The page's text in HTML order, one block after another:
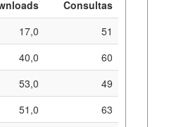
Consultas
17,0
51
40,0
60
53,0
49
51,0
63